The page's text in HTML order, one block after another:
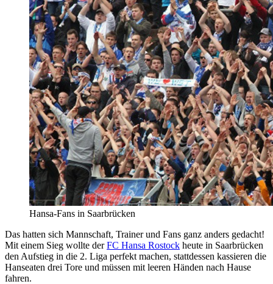
Hansa-Fans in Saarbrücken
Das hatten sich Mannschaft, Trainer und Fans ganz anders gedacht!
Mit einem Sieg wollte derFC Hansa Rostock heute in Saarbrücken
den Aufstieg in die 2. Liga perfekt machen, stattdessen kassieren die
Hanseaten drei Tore und müssen mit leeren Händen nach Hause
fahren.